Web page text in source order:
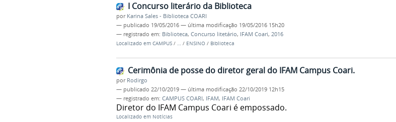
I Concurso literário da Biblioteca
por Karina Sales - Biblioteca COARI
— publicado 19/05/2016 — última modificação 19/05/2016 15h20
— registrado em: Biblioteca, Concurso litetário, IFAM Coari, 2016
Localizado em CAMPUS / … / ENSINO / Biblioteca
Cerimônia de posse do diretor geral do IFAM Campus Coari.
por Rodirgo
— publicado 22/10/2019 — última modificação 22/10/2019 12h15
— registrado em: CAMPUS COARI, IFAM, IFAM Coari
Diretor do IFAM Campus Coari é empossado.
Localizado em Notícias